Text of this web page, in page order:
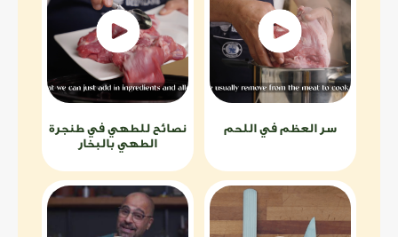
سر العظم في اللحم
نصائح للطهي في طنجرة
الطهي بالبخار